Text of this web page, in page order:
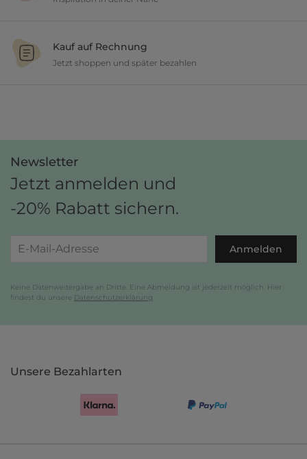
lasse dich inspirieren.
Kauf auf Rechnung
Jetzt shoppen und später bezahlen
Newsletter
Jetzt anmelden und
-20% Rabatt sichern.
Anmelden
Keine Datenweitergabe an Dritte. Eine Abmeldung ist jederzeit möglich. Hier
findest du unsere Datenschutzerklärung
Unsere Bezahlarten